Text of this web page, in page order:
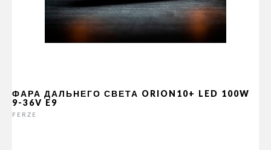
ФАРА ДАЛЬНЕГО СВЕТА ORION10+ LED 100W
9-36V E9
FERZE